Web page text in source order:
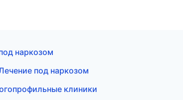
наркозом
под наркозом
клиники